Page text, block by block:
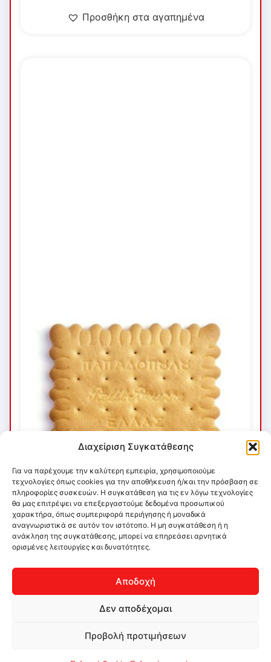
Διαχείριση Συγκατάθεσης
Για να παρέχουμε την καλύτερη εμπειρία, χρησιμοποιούμε
τεχνολογίες όπως cookies για την αποθήκευση ή/και την πρόσβαση σε
πληροφορίες συσκευών. Η συγκατάθεση για τις εν λόγω τεχνολογίες
θα μας επιτρέψει να επεξεργαστούμε δεδομένα προσωπικού
χαρακτήρα, όπως συμπεριφορά περιήγησης ή μοναδικά
αναγνωριστικά σε αυτόν τον ιστότοπο. Η μη συγκατάθεση ή η
ανάκληση της συγκατάθεσης, μπορεί να επηρεάσει αρνητικά
ορισμένες λειτουργίες και δυνατότητες.
Αποδοχή
Δεν αποδέχομαι
Προβολή προτιμήσεων
Προσθήκη στα αγαπημένα